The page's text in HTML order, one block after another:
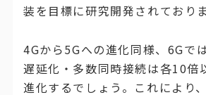
装を目標に研究開発されておりま
4Gから5Gへの進化同様、6Gで
遅延化・多数同時接続は各10倍
進化するでしょう。これにより